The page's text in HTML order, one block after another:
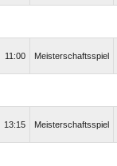
11:00 Meisterschaftsspiel
13:15 Meisterschaftsspiel